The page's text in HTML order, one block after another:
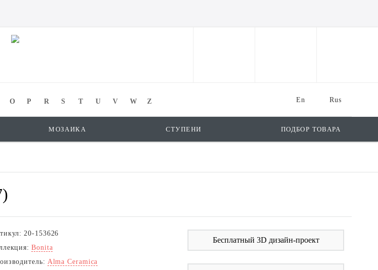
Rus
En
O P R S T U V W Z
МОЗАИКА СТУПЕНИ ПОДБОР ТОВАРА
20-153626
Bonita
Alma Ceramica
Бесплатный 3D дизайн-проект